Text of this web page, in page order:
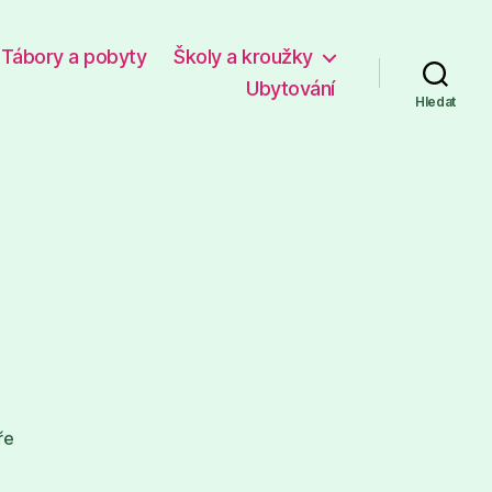
Tábory a pobyty
Školy a kroužky
Ubytování
Hledat
u